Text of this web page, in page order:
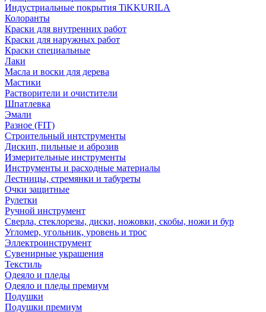
Индустриальные покрытия TiKKURILA
Колоранты
Краски для внутренних работ
Краски для наружных работ
Краски специальные
Лаки
Масла и воски для дерева
Мастики
Растворители и очистители
Шпатлевка
Эмали
Разное (FIT)
Строительный интструменты
Дискип, пильные и аброзив
Измерительные инструменты
Инструменты и расходные материалы
Лестницы, стремянки и табуреты
Очки защитные
Рулетки
Ручной инструмент
Сверла, стеклорезы, диски, ножовки, скобы, ножи и бур
Угломер, угольник, уровень и трос
Эллектроинструмент
Сувенирные украшения
Текстиль
Одеяло и пледы
Одеяло и пледы премиум
Подушки
Подушки премиум